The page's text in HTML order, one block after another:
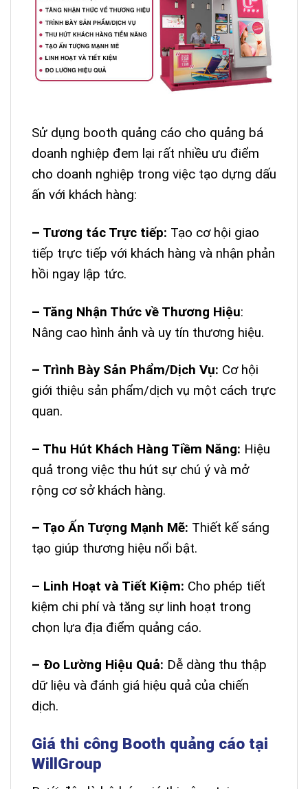
Sử dụng booth quảng cáo cho quảng bá
doanh nghiệp đem lại rất nhiều ưu điểm
cho doanh nghiệp trong việc tạo dựng dấu
ấn với khách hàng:
– Tương tác Trực tiếp: Tạo cơ hội giao
tiếp trực tiếp với khách hàng và nhận phản
hồi ngay lập tức.
– Tăng Nhận Thức về Thương Hiệu:
Nâng cao hình ảnh và uy tín thương hiệu.
– Trình Bày Sản Phẩm/Dịch Vụ: Cơ hội
giới thiệu sản phẩm/dịch vụ một cách trực
quan.
– Thu Hút Khách Hàng Tiềm Năng: Hiệu
quả trong việc thu hút sự chú ý và mở
rộng cơ sở khách hàng.
– Tạo Ấn Tượng Mạnh Mẽ: Thiết kế sáng
tạo giúp thương hiệu nổi bật.
– Linh Hoạt và Tiết Kiệm: Cho phép tiết
kiệm chi phí và tăng sự linh hoạt trong
chọn lựa địa điểm quảng cáo.
– Đo Lường Hiệu Quả: Dễ dàng thu thập
dữ liệu và đánh giá hiệu quả của chiến
dịch.
Giá thi công Booth quảng cáo tại
WillGroup